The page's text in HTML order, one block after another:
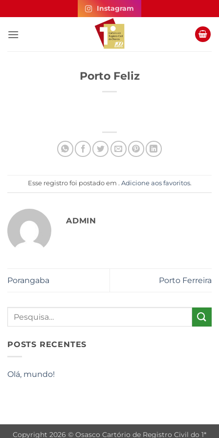
to
content
Instagram
Porto Feliz
Esse registro foi postado em . Adicione aos favoritos.
ADMIN
Porangaba Porto Ferreira
POSTS RECENTES
Olá, mundo!
Copyright 2026 © Osasco Cartório de Registro Civil do 1*